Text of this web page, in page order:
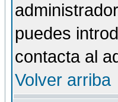
puedes
contacta al
Volver arriba